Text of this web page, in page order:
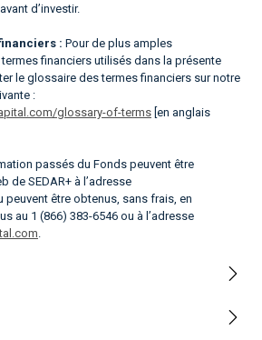
d’investir.
: Pour de plus amples
financiers utilisés dans la présente
le glossaire des termes financiers sur notre
:
glossary-of-terms [en anglais
passés du Fonds peuvent être
de SEDAR+ à l’adresse
peuvent être obtenus, sans frais, en
au 1 (866) 383-6546 ou à l’adresse